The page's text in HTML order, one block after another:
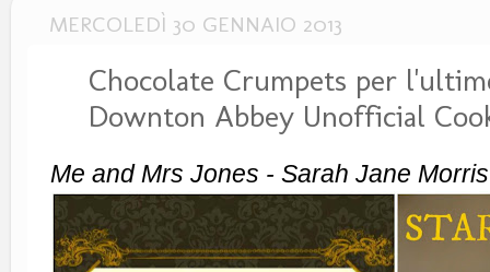
MERCOLEDÌ 30 GENNAIO 2013
Chocolate Crumpets per
Downton Abbey Unofficial
Me and Mrs Jones - Sarah Jane Morris